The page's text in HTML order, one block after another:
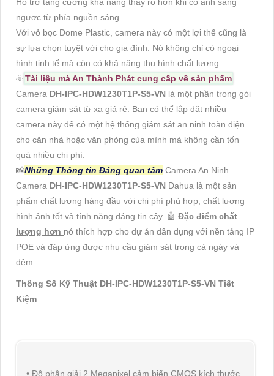
ngược từ phía nguồn sáng.
Với vỏ bọc Dome Plastic, camera này có một lợi thế cũng là
sự lựa chọn tuyệt vời cho gia đình. Nó không chỉ có ngoại
hình tinh tế mà còn có khả năng thu hình chất lượng.
☣️Tài liệu mà An Thành Phát cung cấp về sản phẩm
Camera DH-IPC-HDW1230T1P-S5-VN là một phần trong gói
camera giám sát từ xa giá rẻ. Bạn có thể lắp đặt nhiều
camera này để có một hệ thống giám sát an ninh toàn diện
cho căn nhà hoặc văn phòng của mình mà không cần tốn
quá nhiều chi phí.
📸Những Thông tin Đáng quan tâm Camera An Ninh
Camera DH-IPC-HDW1230T1P-S5-VN Dahua là một sản
phẩm chất lượng hàng đầu với chi phí phù hợp, chất lượng
hình ảnh tốt và tính năng đáng tin cậy. 🤖️ Đặc điểm chất
lượng hơn nó thích hợp cho dự án dân dụng với nền tảng IP
POE và đáp ứng được nhu cầu giám sát trong cả ngày và
đêm.
Thông Số Kỹ Thuật DH-IPC-HDW1230T1P-S5-VN Tiết
Kiệm
• Độ phân giải 2 Megapixel cảm biến CMOS kích thước